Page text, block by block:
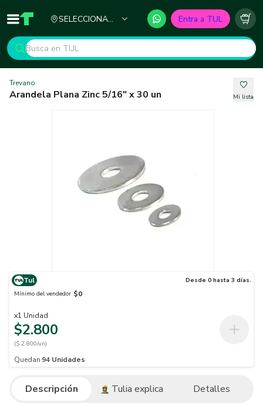
Inicio TUL - Tu Marketplace de Construcción
SELECCIONA
Entra a TUL
Trevano
Arandela Plana Zinc 5/16" x 30 un Mi lista
Tul
Desde 0 hasta 3 días.
Mínimo del vendedor $0
x1 Unidad
$2.800
($ 2.800/un)
Quedan 94 Unidades
Descripción Tulia explica Detalles